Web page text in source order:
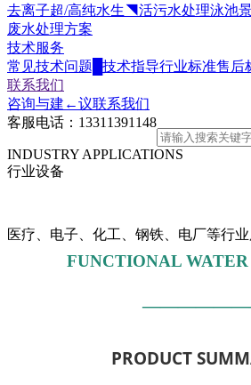
去离子超/高纯水生◥活污水处理泳池
废水处理方案
技术服务
常见技术问题█ 技术指导行业标准售后
联系我们
咨询与建←议联系我们
客服电话： 13311391148
INDUSTRY APPLICATIONS
行业设备
医疗、电子、化工、钢铁、电厂等行
FUNCTIONAL
PRODUCT